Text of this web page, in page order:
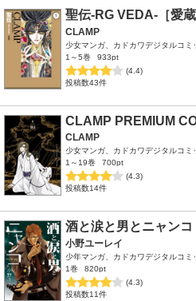
聖伝-RG VEDA-［愛蔵
CLAMP
少女マンガ、カドカワデジタルコミ
1～5巻
933pt
(4.4)
投稿数43件
CLAMP PREMIUM
CLAMP
少女マンガ、カドカワデジタルコミ
1～19巻
700pt
(4.3)
投稿数14件
酒と涙と男とニャンコ
小野ユーレイ
少年マンガ、カドカワデジタルコミ
1巻
820pt
(4.3)
投稿数11件